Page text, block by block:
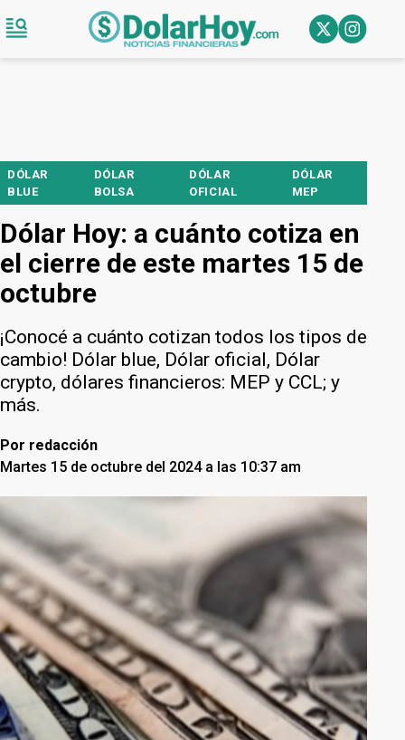
DÓLAR
BLUE
DÓLAR
BOLSA
DÓLAR
OFICIAL
DÓLAR
MEP
Dólar Hoy: a cuánto cotiza en
el cierre de este martes 15 de
octubre
¡Conocé a cuánto cotizan todos los tipos de
cambio! Dólar blue, Dólar oficial, Dólar
crypto, dólares financieros: MEP y CCL; y
más.
Por redacción
Martes 15 de octubre del 2024 a las 10:37 am